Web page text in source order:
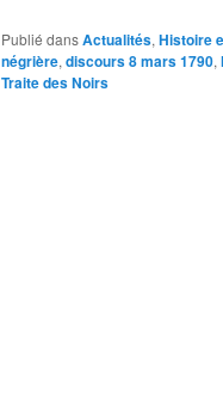
Publié dansActualités, Histoire
négrière, discours 8 mars 1790,
Traite des Noirs